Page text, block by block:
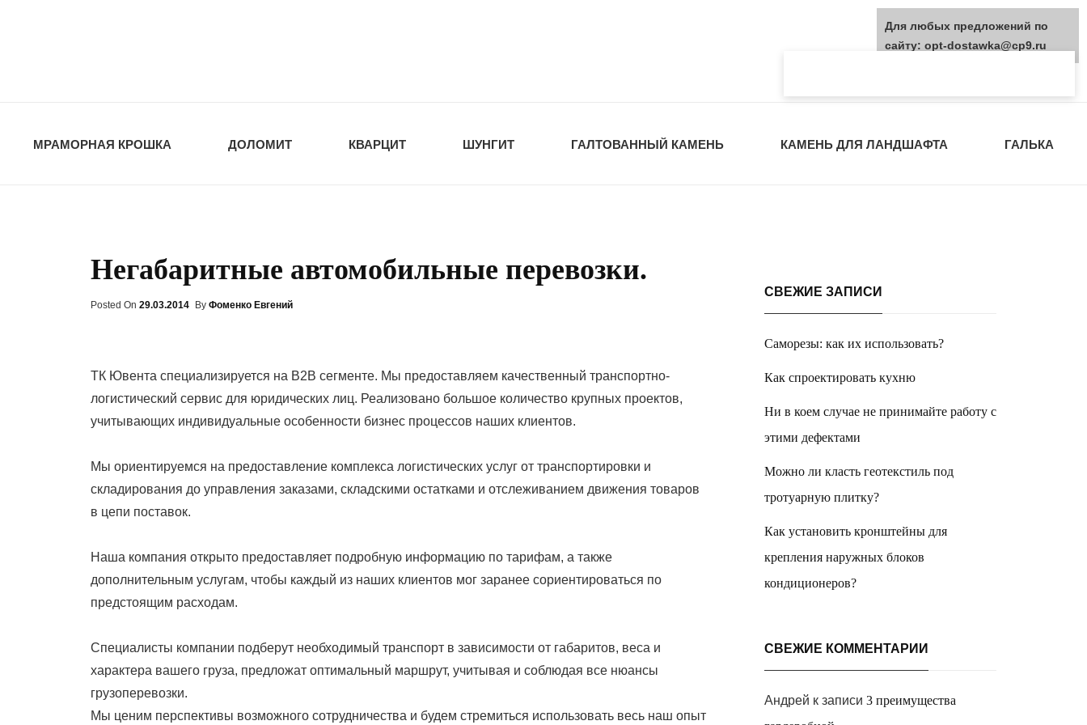
МРАМОРНАЯ КРОШКА ДОЛОМИТ КВАРЦИТ ШУНГИТ ГАЛТОВАННЫЙ КАМЕНЬ КАМЕНЬ ДЛЯ ЛАНДШАФТА ГАЛЬКА
Негабаритные автомобильные перевозки.
Posted On Posted
29.03.2014 By Фоменко Евгений
ТК Ювента специализируется на В2В сегменте. Мы предоставляем качественный транспортно-
логистический сервис для юридических лиц. Реализовано большое количество крупных проектов,
учитывающих индивидуальные особенности бизнес процессов наших клиентов.
Мы ориентируемся на предоставление комплекса логистических услуг от транспортировки и
складирования до управления заказами, складскими остатками и отслеживанием движения товаров
в цепи поставок.
Наша компания открыто предоставляет подробную информацию по тарифам, а также
дополнительным услугам, чтобы каждый из наших клиентов мог заранее сориентироваться по
предстоящим расходам.
Специалисты компании подберут необходимый транспорт в зависимости от габаритов, веса и
характера вашего груза, предложат оптимальный маршрут, учитывая и соблюдая все нюансы
грузоперевозки.
Мы ценим перспективы возможного сотрудничества и будем стремиться использовать весь наш опыт
СВЕЖИЕ ЗАПИСИ
Саморезы: как их использовать?
Как спроектировать кухню
Ни в коем случае не принимайте работу с
этими дефектами
Можно ли класть геотекстиль под
тротуарную плитку?
Как установить кронштейны для
крепления наружных блоков
кондиционеров?
СВЕЖИЕ КОММЕНТАРИИ
Андрей к записи 3 преимущества
Для любых предложений по
сайту: opt-dostawka@cp9.ru